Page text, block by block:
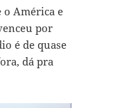
América e
por
é de quase
dá pra